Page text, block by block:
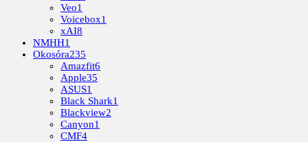
Veo1
Voicebox1
xAI8
NMHH1
Okosóra235
Amazfit6
Apple35
ASUS1
Black Shark1
Blackview2
Canyon1
CMF4